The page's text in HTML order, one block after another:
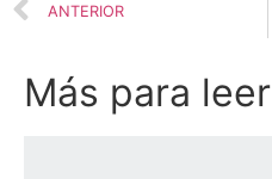
ANTERIOR
Más para leer